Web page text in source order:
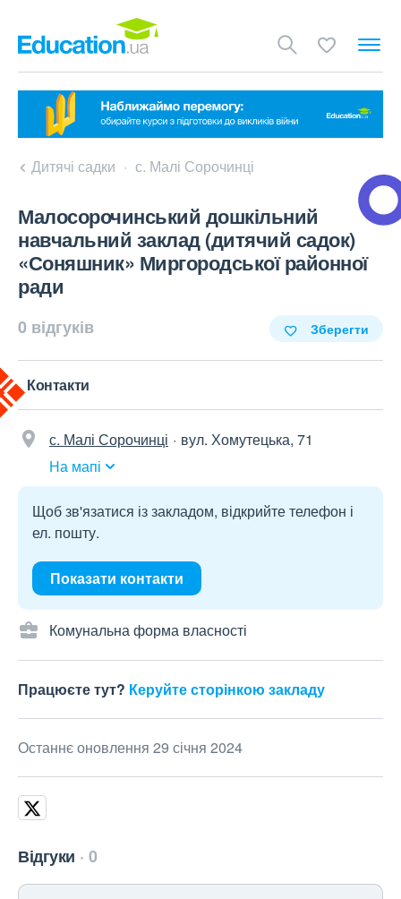
Дитячі садки с. Малі Сорочинці
Малосорочинський дошкільний
навчальний заклад (дитячий садок)
«Соняшник» Миргородської районної
ради
0 відгуків Зберегти
Контакти
с. Малі Сорочинці
вул. Хомутецька, 71
На мапі
Щоб зв'язатися із закладом, відкрийте телефон і
ел. пошту.
Показати контакти
Комунальна форма власності
Працюєте тут? Керуйте сторінкою закладу
Останнє оновлення 29 січня 2024
Відгуки 0